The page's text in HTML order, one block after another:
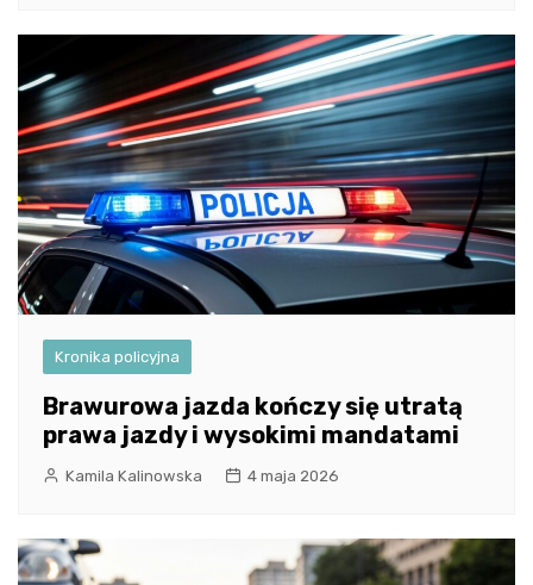
Kronika policyjna
Brawurowa jazda kończy się utratą
prawa jazdy i wysokimi mandatami
Kamila Kalinowska 4 maja 2026